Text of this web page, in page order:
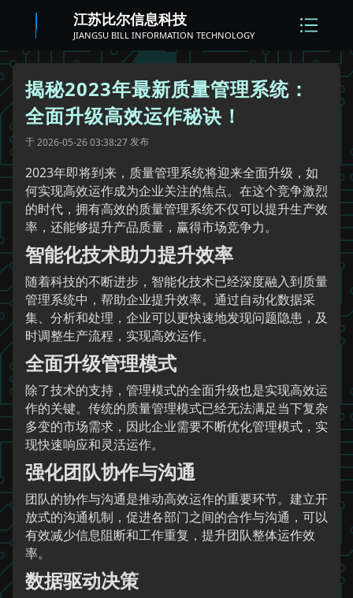
江苏比尔信息科技
JIANGSU BILL INFORMATION TECHNOLOGY
揭秘2023年最新质量管理系统：
全面升级高效运作秘诀！
于2026-05-26 03:38:27发布
2023年即将到来，质量管理系统将迎来全面升级，如
何实现高效运作成为企业关注的焦点。在这个竞争激烈
的时代，拥有高效的质量管理系统不仅可以提升生产效
率，还能够提升产品质量，赢得市场竞争力。
智能化技术助力提升效率
随着科技的不断进步，智能化技术已经深度融入到质量
管理系统中，帮助企业提升效率。通过自动化数据采
集、分析和处理，企业可以更快速地发现问题隐患，及
时调整生产流程，实现高效运作。
全面升级管理模式
除了技术的支持，管理模式的全面升级也是实现高效运
作的关键。传统的质量管理模式已经无法满足当下复杂
多变的市场需求，因此企业需要不断优化管理模式，实
现快速响应和灵活运作。
强化团队协作与沟通
团队的协作与沟通是推动高效运作的重要环节。建立开
放式的沟通机制，促进各部门之间的合作与沟通，可以
有效减少信息阻断和工作重复，提升团队整体运作效
率。
数据驱动决策